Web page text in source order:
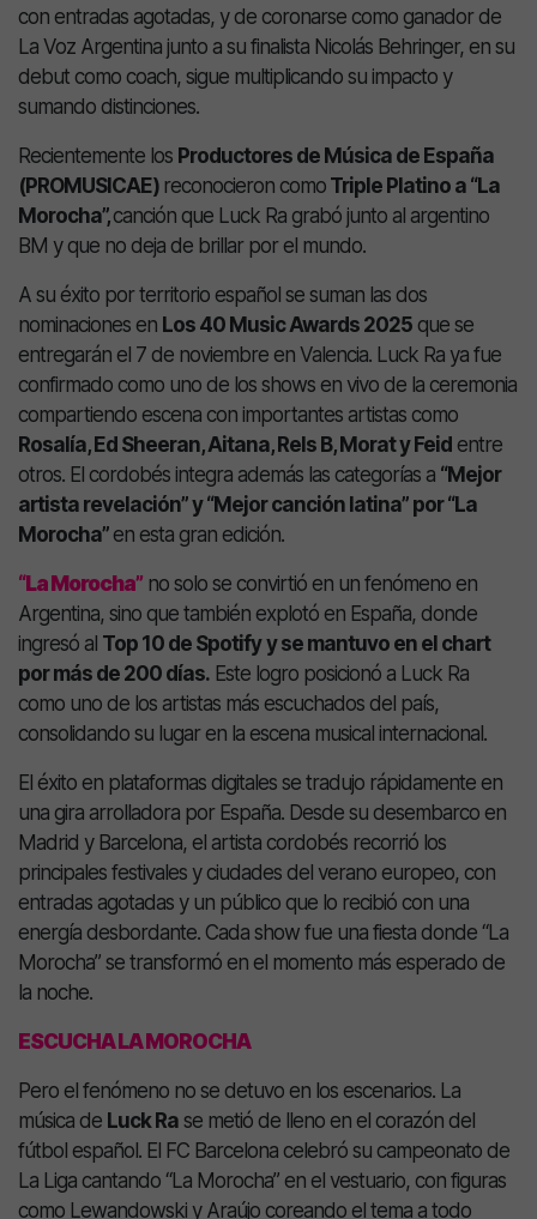
con entradas agotadas, y de coronarse como ganador de
La Voz Argentina junto a su finalista Nicolás Behringer, en su
debut como coach, sigue multiplicando su impacto y
sumando distinciones.
Recientemente los Productores de Música de España
(PROMUSICAE) reconocieron como Triple Platino a “La
Morocha”,canción que Luck Ra grabó junto al argentino
BM y que no deja de brillar por el mundo.
A su éxito por territorio español se suman las dos
nominaciones en Los 40 Music Awards 2025 que se
entregarán el 7 de noviembre en Valencia. Luck Ra ya fue
confirmado como uno de los shows en vivo de la ceremonia
compartiendo escena con importantes artistas como
Rosalía, Ed Sheeran, Aitana, Rels B, Morat y Feid entre
otros. El cordobés integra además las categorías a “Mejor
artista revelación” y “Mejor canción latina” por “La
Morocha” en esta gran edición.
“La Morocha” no solo se convirtió en un fenómeno en
Argentina, sino que también explotó en España, donde
ingresó al Top 10 de Spotify y se mantuvo en el chart
por más de 200 días. Este logro posicionó a Luck Ra
como uno de los artistas más escuchados del país,
consolidando su lugar en la escena musical internacional.
El éxito en plataformas digitales se tradujo rápidamente en
una gira arrolladora por España. Desde su desembarco en
Madrid y Barcelona, el artista cordobés recorrió los
principales festivales y ciudades del verano europeo, con
entradas agotadas y un público que lo recibió con una
energía desbordante. Cada show fue una fiesta donde “La
Morocha” se transformó en el momento más esperado de
la noche.
ESCUCHA LA MOROCHA
Pero el fenómeno no se detuvo en los escenarios. La
música de Luck Ra se metió de lleno en el corazón del
fútbol español. El FC Barcelona celebró su campeonato de
La Liga cantando “La Morocha” en el vestuario, con figuras
como Lewandowski y Araújo coreando el tema a todo